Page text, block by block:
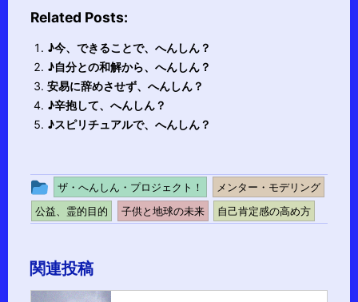
Related Posts:
♪今、できることで、へんしん？
♪自分との和解から、へんしん？
安易に辞めさせず、へんしん？
♪辛抱して、へんしん？
♪スピリチュアルで、へんしん？
投
稿
グ
ー
プ
ザ・へんしん・プロジェクト！
メンター・モデリング
公益、霊的目的
子供と地球の未来 自己肯定感の高め方
関連投稿